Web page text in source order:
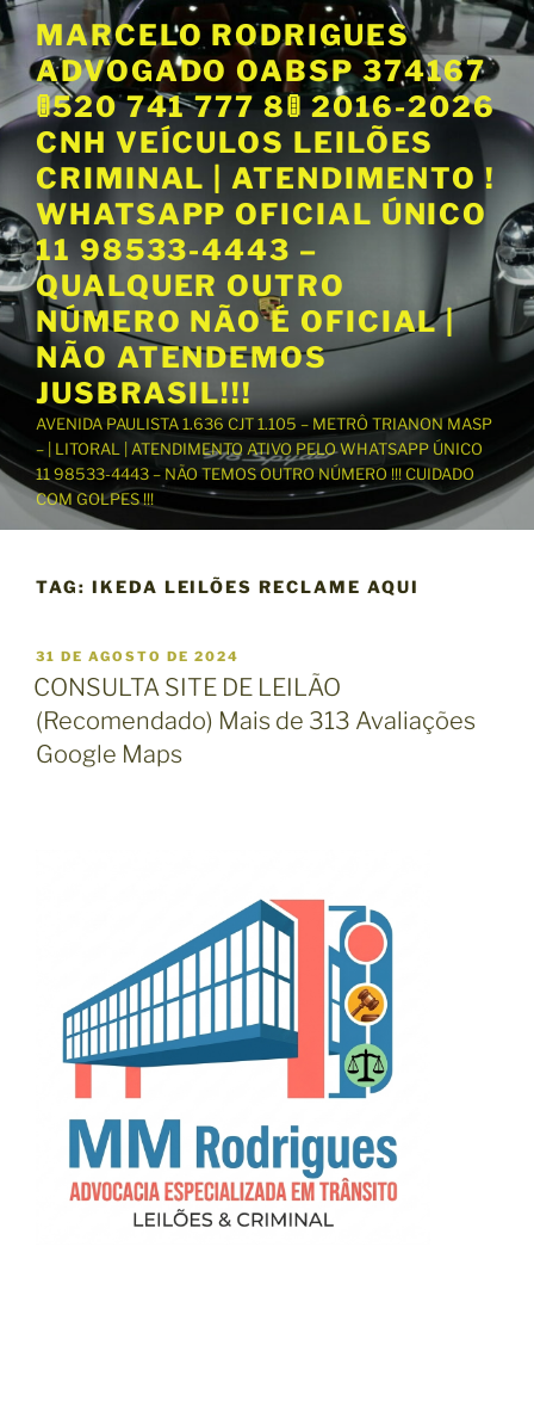
P
u
a
r
r
a
o
c
o
n
t
ú
d
MARCELO RODRIGUES
ADVOGADO OABSP 374167
🚦520 741 777 8🚦 2016-2026
CNH VEÍCULOS LEILÕES
CRIMINAL | ATENDIMENTO !
WHATSAPP OFICIAL ÚNICO
11 98533-4443 –
QUALQUER OUTRO
NÚMERO NÃO É OFICIAL |
NÃO ATENDEMOS
JUSBRASIL!!!
AVENIDA PAULISTA 1.636 CJT 1.105 – METRÔ TRIANON MASP
– | LITORAL | ATENDIMENTO ATIVO PELO WHATSAPP ÚNICO
11 98533-4443 – NÃO TEMOS OUTRO NÚMERO !!! CUIDADO
COM GOLPES !!!
TAG: IKEDA LEILÕES RECLAME AQUI
P
U
B
L
I
C
31 DE AGOSTO DE 2024
CONSULTA SITE DE LEILÃO
(Recomendado) Mais de 313 Avaliações
Google Maps